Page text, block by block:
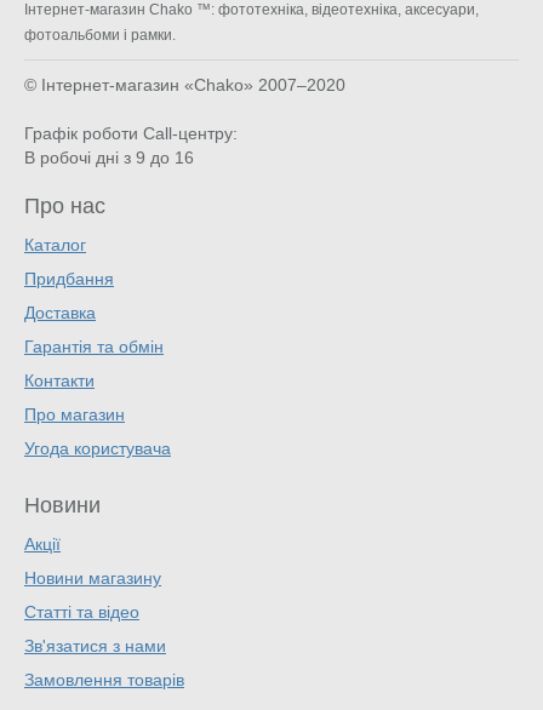
Інтернет-магазин Chako ™: фототехніка, відеотехніка, аксесуари,
фотоальбоми і рамки.
© Інтернет-магазин «Chako» 2007–2020
Графік роботи Call-центру:
В робочі дні з 9 до 16
Про нас
Каталог
Придбання
Доставка
Гарантія та обмін
Контакти
Про магазин
Угода користувача
Новини
Акції
Новини магазину
Статті та відео
Зв'язатися з нами
Замовлення товарів